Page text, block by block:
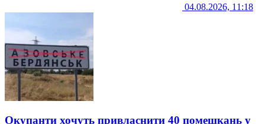
04.08.2026, 11:18
Окупанти хочуть привласнити 40 помешкань у